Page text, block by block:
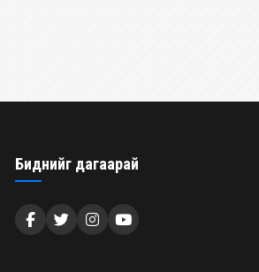
Биднийг дагаарай